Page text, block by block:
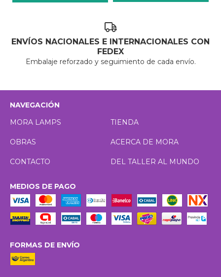
ENVÍOS NACIONALES E INTERNACIONALES CON
FEDEX
Embalaje reforzado y seguimiento de cada envío.
NAVEGACIÓN
MORA LAMPS
TIENDA
OBRAS ACERCA DE MORA
CONTACTO DEL TALLER AL MUNDO
MEDIOS DE PAGO
FORMAS DE ENVÍO